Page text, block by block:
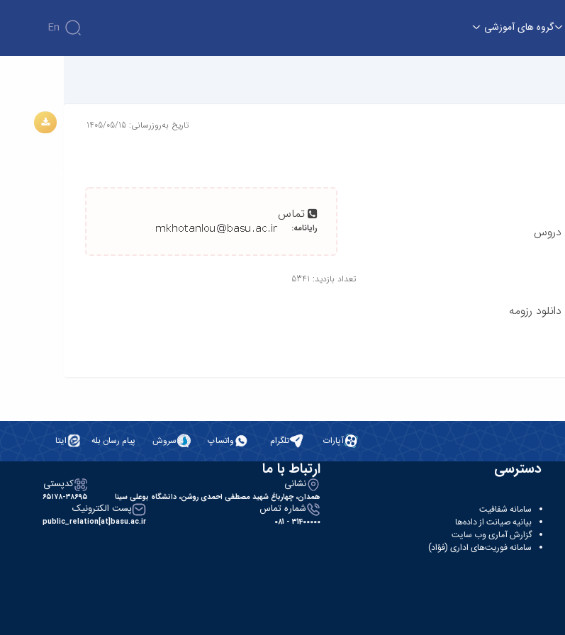
گروه های آموزشی En
تاریخ به‌روزرسانی: 1405/05/15
تماس
رایانامه:
تعداد بازدید: 5341
دروس
دانلود رزومه
آپارات تلگرام واتساپ سروش پیام رسان بله ایتا
دسترسی
سامانه شفافیت
بیانیه صیانت از داده‌ها
گزارش آماری وب‌ سایت
سامانه فوریت‌های اداری (فؤاد)
ارتباط با ما
نشانی
همدان، چهارباغ شهید مصطفی احمدی روشن، دانشگاه بوعلی سینا
کدپستی
۶۵۱۷۸-۳۸۶۹۵
شماره تماس
31400000 - 081
پست الکترونیک
public_relation[at]basu.ac.ir